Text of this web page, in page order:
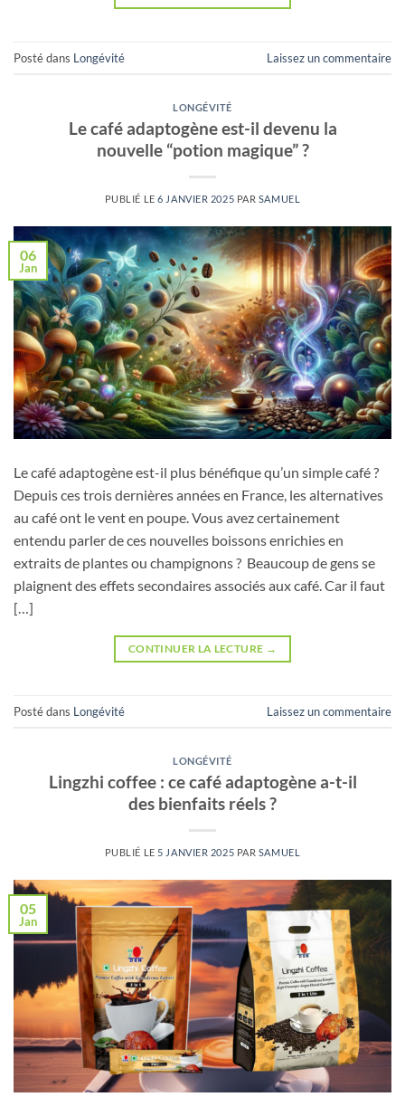
Posté dans Longévité Laissez un commentaire
LONGÉVITÉ
Le café adaptogène est-il devenu la
nouvelle “potion magique” ?
PUBLIÉ LE6 JANVIER 2025 PAR SAMUEL
06
Jan
Le café adaptogène est-il plus bénéfique qu’un simple café ?
Depuis ces trois dernières années en France, les alternatives
au café ont le vent en poupe. Vous avez certainement
entendu parler de ces nouvelles boissons enrichies en
extraits de plantes ou champignons ? Beaucoup de gens se
plaignent des effets secondaires associés aux café. Car il faut
[…]
CONTINUER LA LECTURE →
Posté dans Longévité Laissez un commentaire
LONGÉVITÉ
Lingzhi coffee : ce café adaptogène a-t-il
des bienfaits réels ?
PUBLIÉ LE 5 JANVIER 2025 PAR SAMUEL
05
Jan